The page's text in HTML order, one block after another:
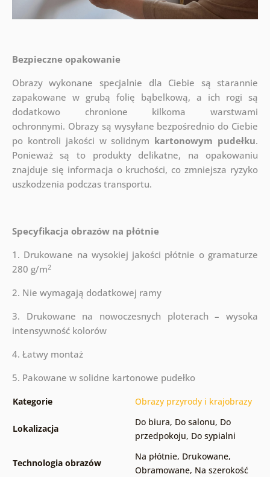
Bezpieczne opakowanie
Obrazy wykonane specjalnie dla Ciebie są starannie
zapakowane w grubą folię bąbelkową, a ich rogi są
dodatkowo chronione kilkoma warstwami
ochronnymi. Obrazy są wysyłane bezpośrednio do Ciebie
po kontroli jakości w solidnym kartonowym pudełku.
Ponieważ są to produkty delikatne, na opakowaniu
znajduje się informacja o kruchości, co zmniejsza ryzyko
uszkodzenia podczas transportu.
Specyfikacja obrazów na płótnie
1. Drukowane na wysokiej jakości płótnie o gramaturze
280 g/m2
2. Nie wymagają dodatkowej ramy
3. Drukowane na nowoczesnych ploterach – wysoka
intensywność kolorów
4. Łatwy montaż
5. Pakowane w solidne kartonowe pudełko
Kategorie Obrazy przyrody i krajobrazy
Lokalizacja
Do biura, Do salonu, Do
przedpokoju, Do sypialni
Technologia obrazów
Na płótnie, Drukowane,
Obramowane, Na szerokość